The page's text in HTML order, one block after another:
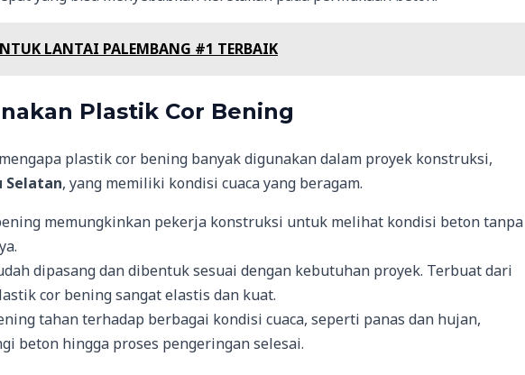
LANTAI PALEMBANG #1 TERBAIK
Plastik Cor Bening
plastik cor bening banyak digunakan dalam proyek konstruksi,
Selatan, yang memiliki kondisi cuaca yang beragam.
memungkinkan pekerja konstruksi untuk melihat kondisi beton tanpa
dipasang dan dibentuk sesuai dengan kebutuhan proyek. Terbuat dari
cor bening sangat elastis dan kuat.
tahan terhadap berbagai kondisi cuaca, seperti panas dan hujan,
beton hingga proses pengeringan selesai.